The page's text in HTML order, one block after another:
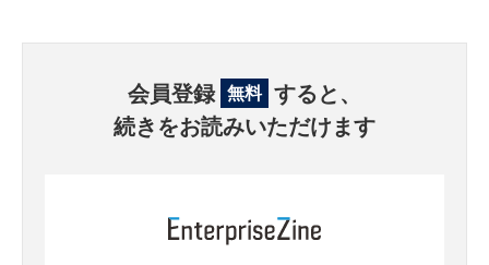
会員登録 無料 すると、
続きをお読みいただけます